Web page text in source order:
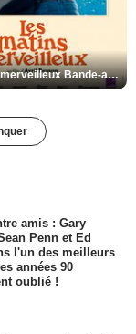
Les Matins merveilleux Bande-annonce VF
amis : Gary
Penn et Ed
l'un des meilleurs
années 90
oublié !